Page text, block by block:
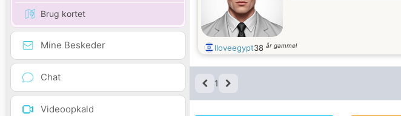
Brug kortet
Mine Beskeder
Chat
Videoopkald
Iloveegypt38 år gammel
1